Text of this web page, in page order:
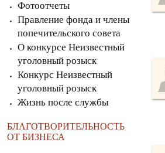
Фотоотчеты
Правление фонда и члены
попечительского совета
О конкурсе Неизвестный
уголовный розыск
Конкурс Неизвестный
уголовный розыск
Жизнь после службы
БЛАГОТВОРИТЕЛЬНОСТЬ
ОТ БИЗНЕСА